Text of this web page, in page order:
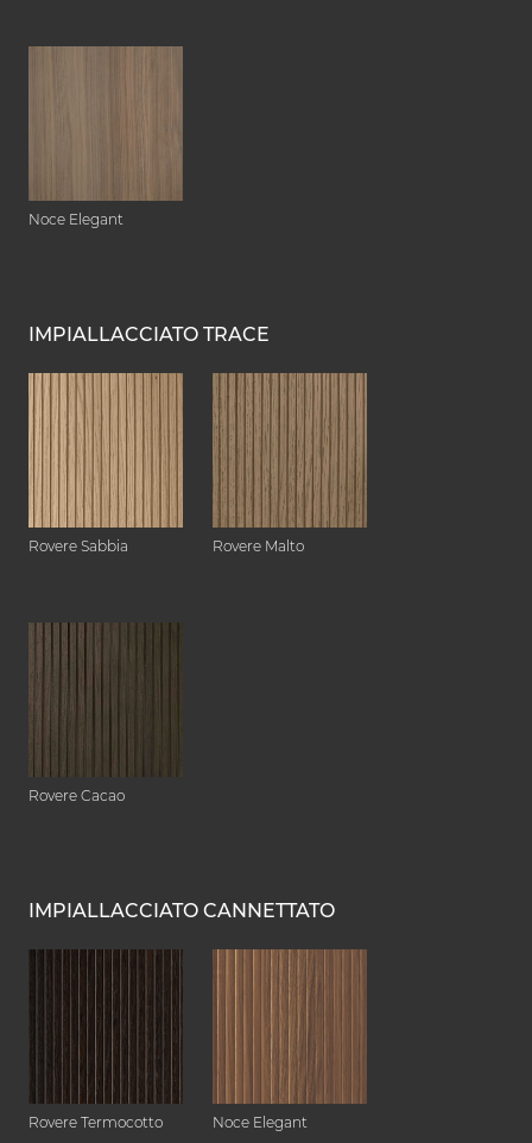
Noce Elegant
IMPIALLACCIATO TRACE
Rovere Sabbia Rovere Malto
Rovere Cacao
IMPIALLACCIATO CANNETTATO
Rovere Termocotto Noce Elegant